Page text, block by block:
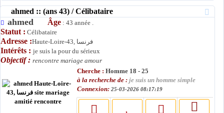
ahmed :: (ans 43) / Célibataire
ahmed Âge : 43 année .
Statut : Célibataire
Adresse : Haute-Loire-43, فرنسا
Intérêts : je suis la pour du sérieux
Objectif : rencontre mariage amour
Cherche : Homme 18 - 25
à la recherche de : je suis un homme simple
Connexion: 25-03-2026 08:17:19